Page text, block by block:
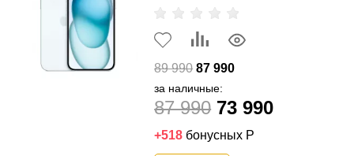
89 990 87 990
за наличные:
87 990 73 990
+518 бонусных Р